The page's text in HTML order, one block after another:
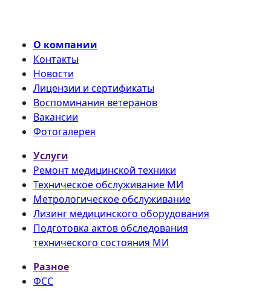
О компании
Контакты
Новости
Лицензии и сертификаты
Воспоминания ветеранов
Вакансии
Фотогалерея
Услуги
Ремонт медицинской техники
Техническое обслуживание МИ
Метрологическое обслуживание
Лизинг медицинского оборудования
Подготовка актов обследования
технического состояния МИ
Разное
ФСС